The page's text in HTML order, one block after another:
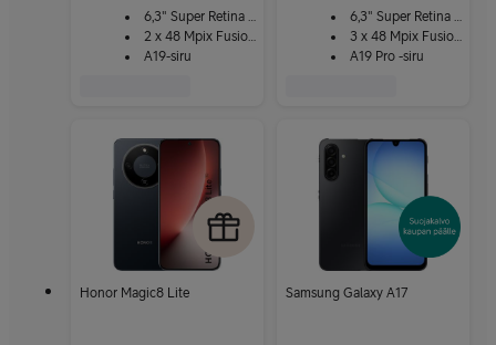
6,3" Super Retina XDR
2 x 48 Mpix Fusion-kamera
A19-siru
6,3" Super Retina XDR
3 x 48 Mpix Fusion-kamera
A19 Pro -siru
Honor Magic8 Lite Samsung Galaxy A17